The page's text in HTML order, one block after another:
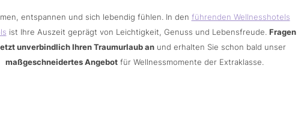
entspannen und sich lebendig fühlen. In den führenden Wellnesshotels
ist Ihre Auszeit geprägt von Leichtigkeit, Genuss und Lebensfreude. Fragen
unverbindlich Ihren Traumurlaub an und erhalten Sie schon bald unser
maßgeschneidertes Angebot für Wellnessmomente der Extraklasse.